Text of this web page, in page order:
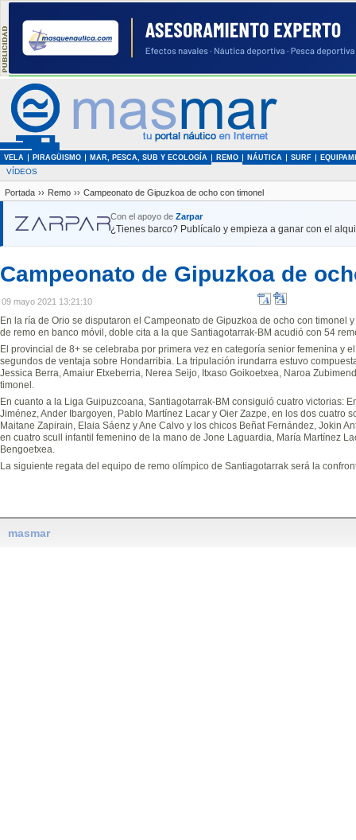
VELA PIRAGÜISMO MAR, PESCA, SUB Y ECOLOGÍA REMO NÁUTICA SURF
VÍDEOS
Portada ›› Remo ›› Campeonato de Gipuzkoa de ocho con timonel
Con el apoyo de Zarpar
¿Tienes barco? Publícalo y empieza a ganar con el
Campeonato de Gipuzkoa de
09 mayo 2021 13:21:10
En la ría de Orio se disputaron el Campeonato de Gipuzkoa de ocho con timonel
de remo en banco móvil, doble cita a la que Santiagotarrak-BM acudió con 54
El provincial de 8+ se celebraba por primera vez en categoría senior femenina y
segundos de ventaja sobre Hondarribia. La tripulación irundarra estuvo
Jessica Berra, Amaiur Etxeberria, Nerea Seijo, Itxaso Goikoetxea, Naroa
timonel.
En cuanto a la Liga Guipuzcoana, Santiagotarrak-BM consiguió cuatro victorias:
Jiménez, Ander Ibargoyen, Pablo Martínez Lacar y Oier Zazpe, en los dos cuatro
Maitane Zapirain, Elaia Sáenz y Ane Calvo y los chicos Beñat Fernández, Jokin
en cuatro scull infantil femenino de la mano de Jone Laguardia, María Martínez
Bengoetxea.
La siguiente regata del equipo de remo olímpico de Santiagotarrak será la
masmar